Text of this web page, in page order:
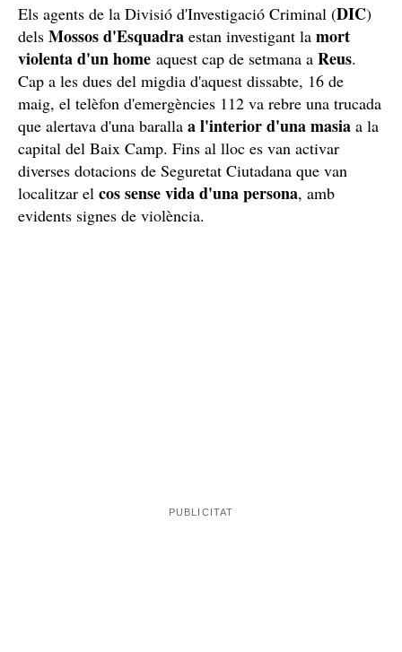
Els agents de la Divisió d'Investigació Criminal (DIC)
dels Mossos d'Esquadra estan investigant la mort
violenta d'un home aquest cap de setmana a Reus.
Cap a les dues del migdia d'aquest dissabte, 16 de
maig, el telèfon d'emergències 112 va rebre una trucada
que alertava d'una baralla a l'interior d'una masia a la
capital del Baix Camp. Fins al lloc es van activar
diverses dotacions de Seguretat Ciutadana que van
localitzar el cos sense vida d'una persona, amb
evidents signes de violència.